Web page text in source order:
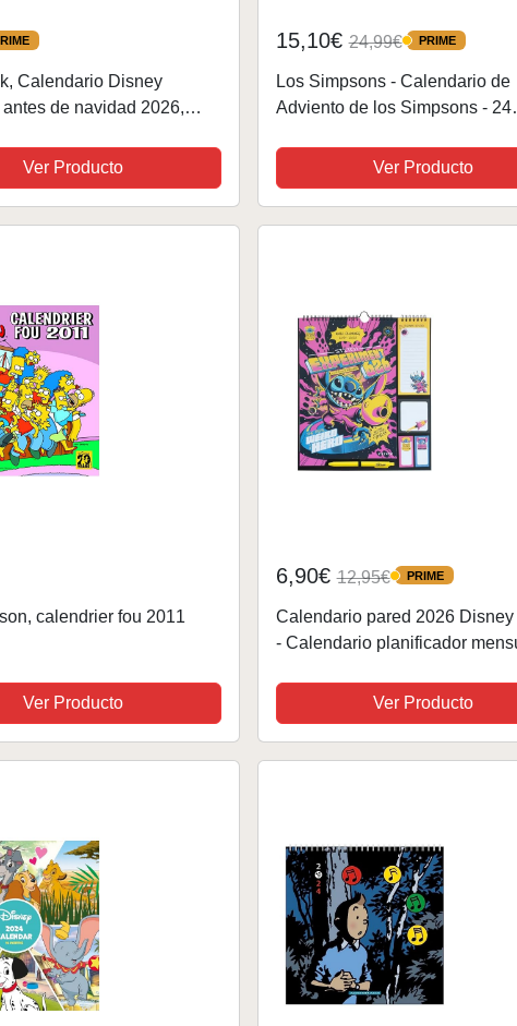
Calendario Disney
de navidad 2026,
FSC, Calendario mensual,
Producto con licencia...
Ver Producto
15,10€24,99€ PRIME
PRIME
Los Simpsons - Calendario de
Adviento de los Simpsons - 24
Colecciona los Clásicos
de Simpsons
Ver Producto
calendrier fou 2011
Ver Producto
6,90€12,95€ PRIME
PRIME
Calendario pared 2026 Disney
- Calendario planificador
pegatinas y boligrafo |
semanal (16 meses)
Ver Producto